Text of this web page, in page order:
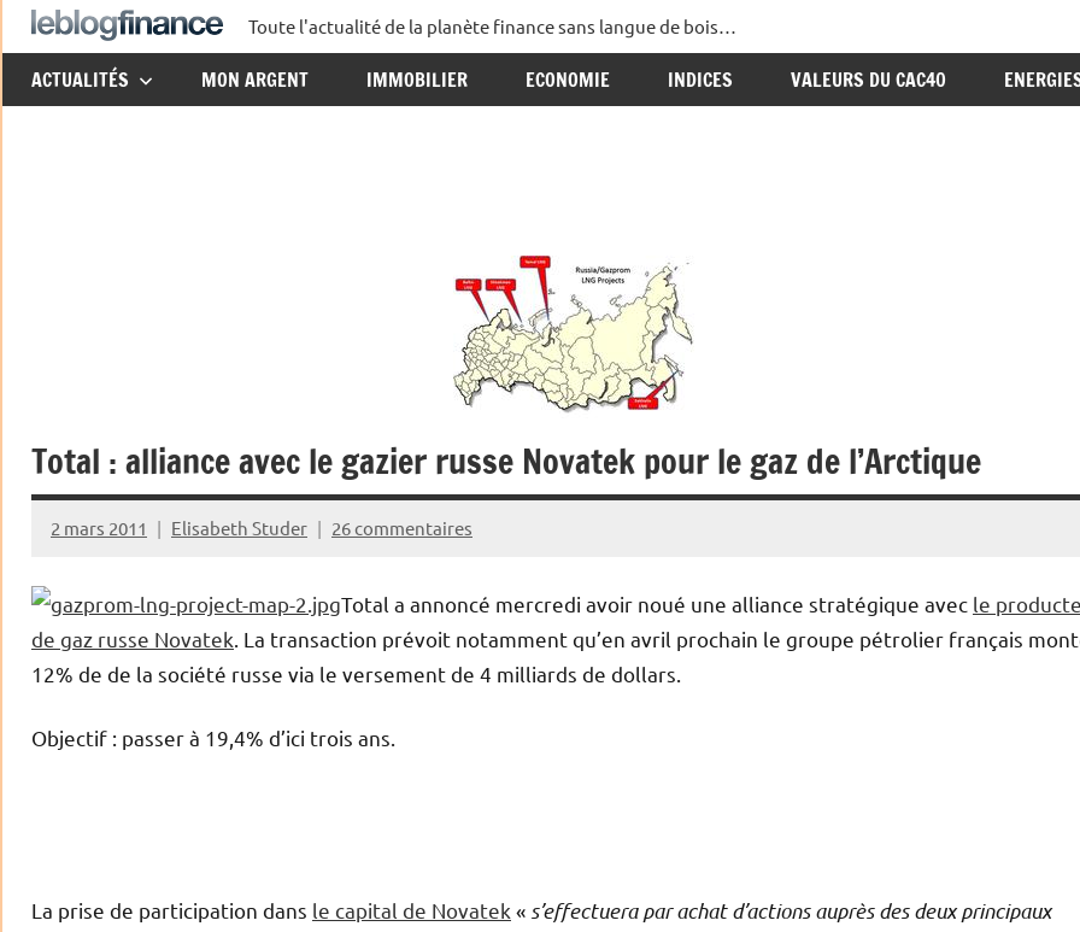
Aller
au
contenu
Le
Blog
Toute l'actualité de la planète finance sans langue de bois…
ACTUALITÉS MON ARGENT IMMOBILIER ECONOMIE INDICES VALEURS DU CAC40
Total : alliance avec le gazier russe Novatek pour le gaz de l’Arctique
2 mars 2011 Elisabeth Studer 26 commentaires
Total a annoncé mercredi avoir noué une alliance stratégique avec le
de gaz russe Novatek . La transaction prévoit notamment qu’en avril prochain le groupe pétrolier français
12% de de la société russe via le versement de 4 milliards de dollars.
Objectif : passer à 19,4% d’ici trois ans.
La prise de participation dans le capital de Novatek « s’effectuera par achat d’actions auprès des deux principaux